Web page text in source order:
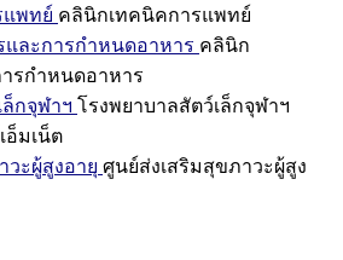
แพทย์ คลินิกเทคนิคการแพทย์
ละการกำหนดอาหาร คลินิก
รกำหนดอาหาร
กจุฬาฯ โรงพยาบาลสัตว์เล็กจุฬาฯ
อ็มเน็ต
วะผู้สูงอายุ ศูนย์ส่งเสริมสุขภาวะผู้สูง